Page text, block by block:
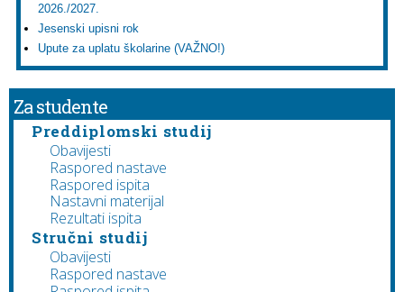
2026./2027.
Jesenski upisni rok
Upute za uplatu školarine (VAŽNO!)
Za studente
Preddiplomski studij
Obavijesti
Raspored nastave
Raspored ispita
Nastavni materijal
Rezultati ispita
Stručni studij
Obavijesti
Raspored nastave